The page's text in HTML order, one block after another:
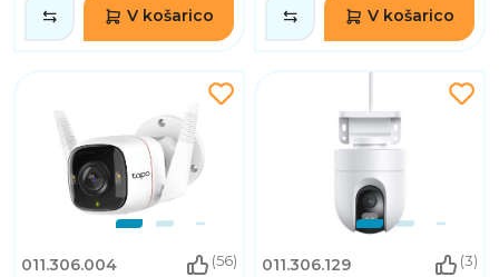
V košarico V košarico
011.306.004 (56) 011.306.129 (3)